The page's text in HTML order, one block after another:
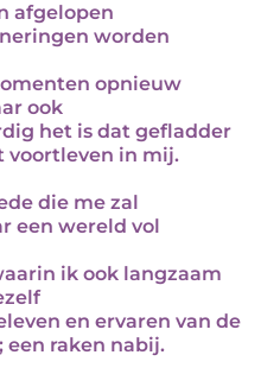
afgelopen
worden
opnieuw
ook
het is dat gefladder
voortleven in mij.
die me zal
een wereld vol
ik ook langzaam
en ervaren van de
raken nabij.